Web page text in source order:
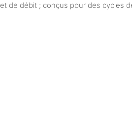
et de débit ; conçus pour des cycles